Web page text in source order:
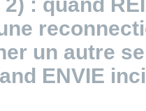
un autre
ENVIE